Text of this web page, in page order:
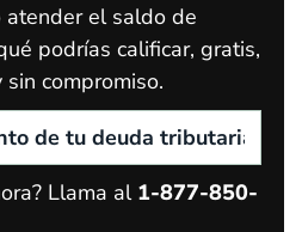
atender el saldo de
podrías calificar, gratis,
compromiso.
Llama al 1-877-850-